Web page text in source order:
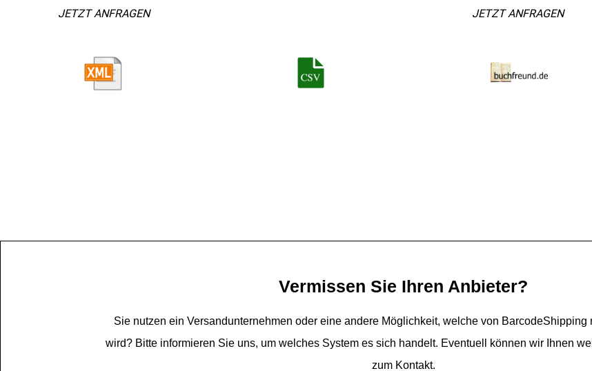
JETZT ANFRAGEN JETZT ANFRAGEN
Vermissen Sie Ihren Anbieter?
Sie nutzen ein Versandunternehmen oder eine andere Möglichkeit, welche von BarcodeShipping
wird? Bitte informieren Sie uns, um welches System es sich handelt. Eventuell können wir Ihnen
zum Kontakt.